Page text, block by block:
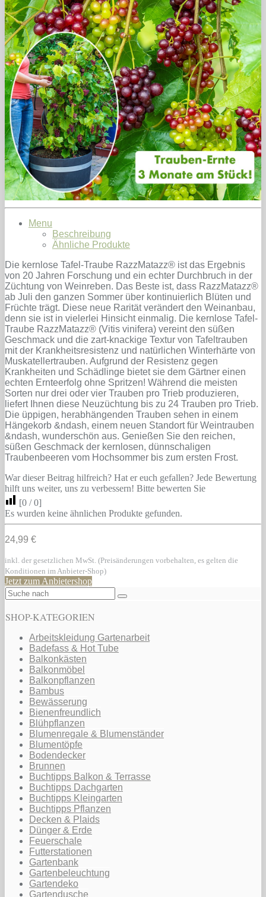
Menu
Beschreibung
Ähnliche Produkte
Die kernlose Tafel-Traube RazzMatazz® ist das Ergebnis
von 20 Jahren Forschung und ein echter Durchbruch in der
Züchtung von Weinreben. Das Beste ist, dass RazzMatazz®
ab Juli den ganzen Sommer über kontinuierlich Blüten und
Früchte trägt. Diese neue Rarität verändert den Weinanbau,
denn sie ist in vielerlei Hinsicht einmalig. Die kernlose Tafel-
Traube RazzMatazz® (Vitis vinifera) vereint den süßen
Geschmack und die zart-knackige Textur von Tafeltrauben
mit der Krankheitsresistenz und natürlichen Winterhärte von
Muskatellertrauben. Aufgrund der Resistenz gegen
Krankheiten und Schädlinge bietet sie dem Gärtner einen
echten Ernteerfolg ohne Spritzen! Während die meisten
Sorten nur drei oder vier Trauben pro Trieb produzieren,
liefert Ihnen diese Neuzüchtung bis zu 24 Trauben pro Trieb.
Die üppigen, herabhängenden Trauben sehen in einem
Hängekorb &ndash, einem neuen Standort für Weintrauben
&ndash, wunderschön aus. Genießen Sie den reichen,
süßen Geschmack der kernlosen, dünnschaligen
Traubenbeeren vom Hochsommer bis zum ersten Frost.
War dieser Beitrag hilfreich? Hat er euch gefallen? Jede Bewertung
hilft uns weiter, uns zu verbessern! Bitte bewerten Sie
[0 /0]
Es wurden keine ähnlichen Produkte gefunden.
24,99 €
inkl. der gesetzlichen MwSt. (Preisänderungen vorbehalten, es gelten die
Konditionen im Anbieter-Shop)
Jetzt zum Anbietershop
SHOP-KATEGORIEN
Arbeitskleidung Gartenarbeit
Badefass & Hot Tube
Balkonkästen
Balkonmöbel
Balkonpflanzen
Bambus
Bewässerung
Bienenfreundlich
Blühpflanzen
Blumenregale & Blumenständer
Blumentöpfe
Bodendecker
Brunnen
Buchtipps Balkon & Terrasse
Buchtipps Dachgarten
Buchtipps Kleingarten
Buchtipps Pflanzen
Decken & Plaids
Dünger & Erde
Feuerschale
Futterstationen
Gartenbank
Gartenbeleuchtung
Gartendeko
Gartendusche